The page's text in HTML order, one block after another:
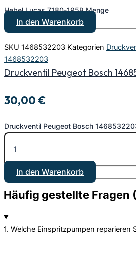
Hebel Lucas 7180-195B Menge
In den Warenkorb
SKU 1468532203 Kategorien
1468532203
Druckventil Peugeot Bosch
30,00€
Druckventil Peugeot Bosch
In den Warenkorb
Häufig gestellte Fragen
1. Welche Einspritzpumpen reparieren